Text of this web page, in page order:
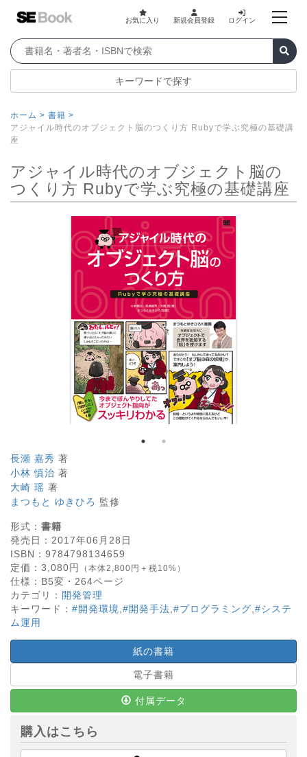
お気に入り 新規会員登録 ログイン
キーワードで探す
ホーム > 書籍 >
アジャイル時代のオブジェクト脳のつくり方 Rubyで学ぶ究極の基礎講
座
アジャイル時代のオブジェクト脳の
つくり方 Rubyで学ぶ究極の基礎講座
長瀬 嘉秀 著
小林 慎治 著
大崎 瑶 著
まつもと ゆきひろ 監修
形式： 書籍
発売日： 2017年06月28日
ISBN： 9784798134659
定価： 3,080円 （本体2,800円＋税10%）
仕様： B5変・ 264ページ
カテゴリ： 開発管理
キーワード： #開発環境 #開発手法 #プログラミング #システ
ム運用
紙の書籍
電子書籍
付属データ
購入はこちら